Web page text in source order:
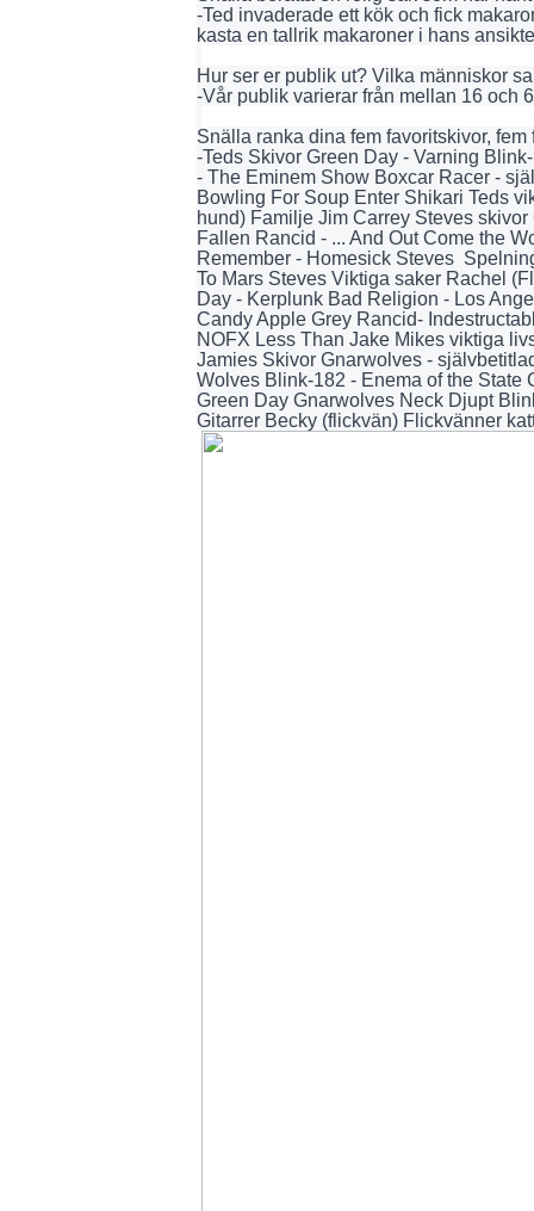
-Ted invaderade ett kök och fick
kasta en tallrik makaroner i hans
Hur ser er publik ut? Vilka människor
-Vår publik varierar från mellan 16 och
Snälla ranka dina fem favoritskivor,
-Teds Skivor Green Day - Varning
- The Eminem Show Boxcar Racer -
Bowling For Soup Enter Shikari Teds
hund) Familje Jim Carrey Steves
Fallen Rancid - ... And Out Come the
Remember - Homesick Steves
To Mars Steves Viktiga saker Rachel
Day - Kerplunk Bad Religion - Los
Candy Apple Grey Rancid-
NOFX Less Than Jake Mikes viktiga
Jamies Skivor Gnarwolves -
Wolves Blink-182 - Enema of the
Green Day Gnarwolves Neck Djupt
Gitarrer Becky (flickvän) Flickvänner